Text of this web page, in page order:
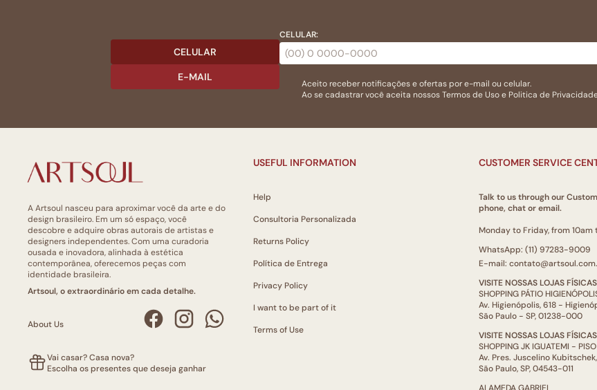
CELULAR
E-MAIL
CELULAR:
Aceito receber notificações e ofertas por e-mail ou celular.
Ao se cadastrar você aceita nossosTermos de Usoe Politica de
A Artsoul nasceu para aproximar você da arte e do
design brasileiro. Em um só espaço, você
descobre e adquire obras autorais de artistas e
designers independentes. Com uma curadoria
ousada e inovadora, alinhada à estética
contemporânea, oferecemos peças com
identidade brasileira.
Artsoul, o extraordinário em cada detalhe.
About Us
Vai casar? Casa nova?
Escolha os presentes que deseja ganhar
USEFUL INFORMATION
Help
Consultoria Personalizada
Returns Policy
Política de Entrega
Privacy Policy
I want to be part of it
Terms of Use
CUSTOMER SERVICE
Talk to us through our
phone, chat or email.
Monday to Friday, from 10am
WhatsApp: (11) 97283-9009
E-mail:
VISITE NOSSAS LOJAS
SHOPPING PÁTIO
Av. Higienópolis, 618 -
São Paulo - SP, 01238-000
VISITE NOSSAS LOJAS
SHOPPING JK IGUATEMI -
Av. Pres. Juscelino
São Paulo, SP, 04543-011